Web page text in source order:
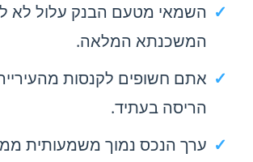
השמאי מטעם הבנק עלול לא
המשכנתא המלאה.
אתם חשופים לקנסות מהעירייה
הריסה בעתיד.
ערך הנכס נמוך משמעותית